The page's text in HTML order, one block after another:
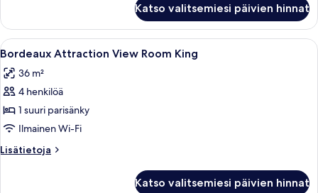
Suite
King
Katso valitsemiesi päivien hinnat
Avaa
kaikki
huonetyypin
Bordeaux
Attraction
View
Room
King
Hotellihuone, jossa on suuri sänky,
4
Bordeaux Attraction View Room King
36 m²
4 henkilöä
1 suuri parisänky
Ilmainen Wi-Fi
Lisätietoja
Lisätietoja
Katso valitsemiesi päivien hinnat